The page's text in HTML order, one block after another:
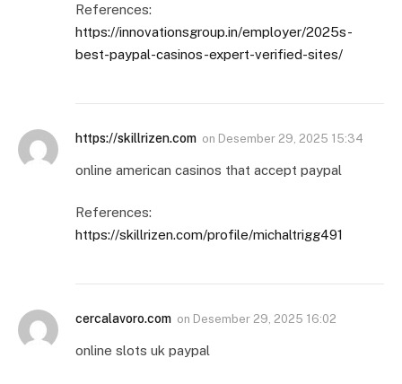
References:
https://innovationsgroup.in/employer/2025s-
best-paypal-casinos-expert-verified-sites/
https://skillrizen.com on Desember 29, 2025 15:34
online american casinos that accept paypal
References:
https://skillrizen.com/profile/michaltrigg491
cercalavoro.com on Desember 29, 2025 16:02
online slots uk paypal